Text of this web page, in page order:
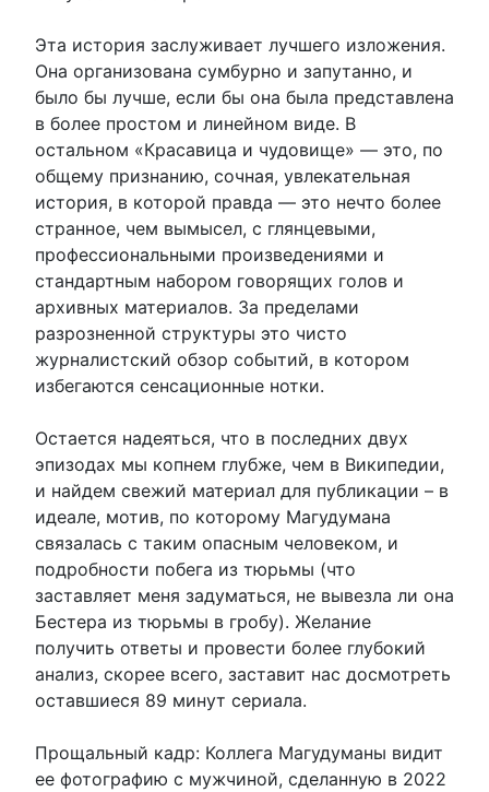
Эта история заслуживает лучшего изложения.
Она организована сумбурно и запутанно, и
было бы лучше, если бы она была представлена
в более простом и линейном виде. В
остальном «Красавица и чудовище» — это, по
общему признанию, сочная, увлекательная
история, в которой правда — это нечто более
странное, чем вымысел, с глянцевыми,
профессиональными произведениями и
стандартным набором говорящих голов и
архивных материалов. За пределами
разрозненной структуры это чисто
журналистский обзор событий, в котором
избегаются сенсационные нотки.
Остается надеяться, что в последних двух
эпизодах мы копнем глубже, чем в Википедии,
и найдем свежий материал для публикации – в
идеале, мотив, по которому Магудумана
связалась с таким опасным человеком, и
подробности побега из тюрьмы (что
заставляет меня задуматься, не вывезла ли она
Бестера из тюрьмы в гробу). Желание
получить ответы и провести более глубокий
анализ, скорее всего, заставит нас досмотреть
оставшиеся 89 минут сериала.
Прощальный кадр: Коллега Магудуманы видит
ее фотографию с мужчиной, сделанную в 2022